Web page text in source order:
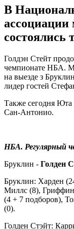
В
состоялись
Голдэн Стейт
чемпионате НБА.
на выезде з
лидер гостей
Также сегодня
Сан-Антонио.
НБА. Регулярный
Бруклин - Голден
Бруклин: Харден
Миллс (8),
(4 + 7 подборов),
(0).
Голден Стэйт: